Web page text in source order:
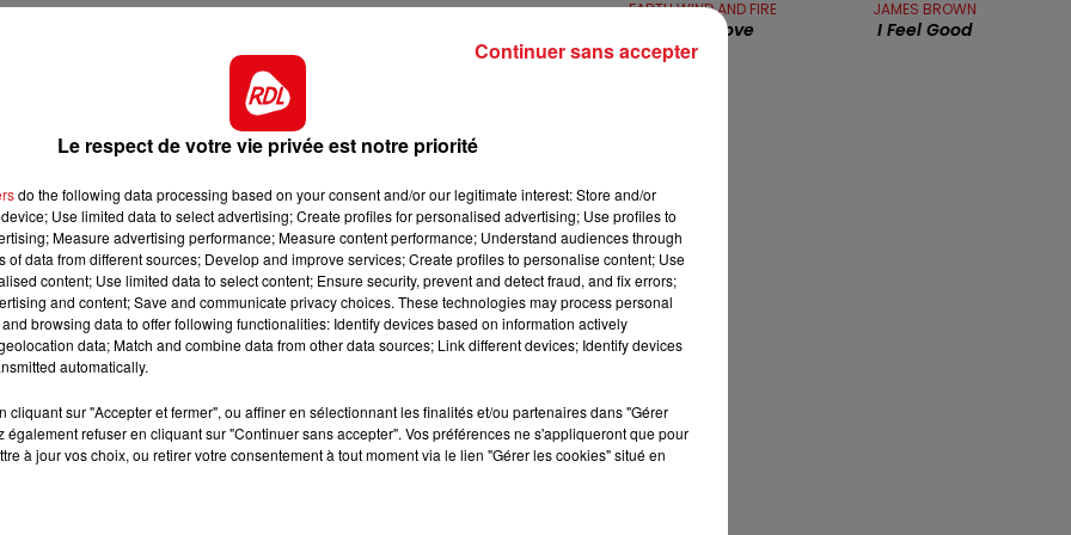
13h00 - 16h00
LES APRÈS-MIDI QUI CHANTENT
travailler avec Céline Dion. Le chanteur propose alors
album pour la Diva. La proposition est accueillie de
qui est responsable des premiers succès de Céline
textes. Goldman insiste et propose quelques mois
de gagner la partie et de sortir l’album « D’eux » en
de l’amour et du cinéma. Céline Dion a failli
au départ pour Mariah Carey.
le prestigieux compositeur de musiques de films
convaincue par la chanson et décline la proposition.
en une prise seulement, qui sera utilisée pour la
EARTH WIND AND FIRE
Let's Groove
JAMES BROWN
I Feel Good
Le respect de votre vie privée est notre priorité
do the following data processing based on your consent and/or our legitimate interest: Store and/or
Use limited data to select advertising; Create profiles for personalised advertising; Use profiles to
Measure advertising performance; Measure content performance; Understand audiences through
of data from different sources; Develop and improve services; Create profiles to personalise content; Use
content; Use limited data to select content; Ensure security, prevent and detect fraud, and fix errors;
and content; Save and communicate privacy choices. These technologies may process personal
browsing data to offer following functionalities: Identify devices based on information actively
data; Match and combine data from other data sources; Link different devices; Identify devices
automatically.
cliquant sur "Accepter et fermer", ou affiner en sélectionnant les finalités et/ou partenaires dans "Gérer
également refuser en cliquant sur "Continuer sans accepter". Vos préférences ne s'appliqueront que pour
à jour vos choix, ou retirer votre consentement à tout moment via le lien "Gérer les cookies" situé en
Continuer sans accepter